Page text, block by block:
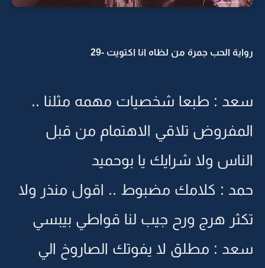
رواية الحب جمرة من لظاه انا اكتويت -29
سعد : طبعا شخصيات مهمه مثلنا ..
المفروض تلاقي الاهتمام من قبل
الناس ولا شرايك يا بوحميد
حمد : كلامك مضبوط .. اقول منذر ولا
تكثر هرج ورح جيب لنا قواطي بيبسي
سعد : مطلق لا يفوتك الصاروخ الي